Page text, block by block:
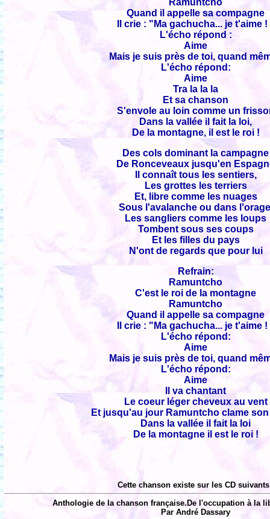
Quand il appelle sa compagne
Il crie : "Ma gachucha... je t'aime
L'écho répond :
Aime
Mais je suis près de toi, quand
L'écho répond:
Aime
Tra la la la
Et sa chanson
S'envole au loin comme un
Dans la vallée il fait la loi,
De la montagne, il est le roi !
Des cols dominant la campagne
De Ronceveaux jusqu'en
Il connaît tous les sentiers,
Les grottes les terriers
Et, libre comme les nuages
Sous l'avalanche ou dans
Les sangliers comme les loups
Tombent sous ses coups
Et les filles du pays
N'ont de regards que pour lui
Refrain:
Ramuntcho
C'est le roi de la montagne
Ramuntcho
Quand il appelle sa compagne
Il crie : "Ma gachucha... je t'aime
L'écho répond:
Aime
Mais je suis près de toi, quand
L'écho répond:
Aime
Il va chantant
Le coeur léger cheveux au vent
Et jusqu'au jour Ramuntcho clame
Dans la vallée il fait la loi
De la montagne il est le roi !
Cette chanson existe sur les CD
Anthologie de la chanson française.De l'occupation à la
Par André Dassary